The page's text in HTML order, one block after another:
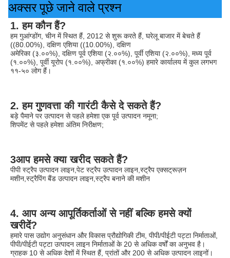
अक्सर पूछे जाने वाले प्रश्न
1. हम कौन हैं?
हम गुआंग्डोंग, चीन में स्थित हैं, 2012 से शुरू करते हैं, घरेलू बाजार में बेचते हैं
((80.00%), दक्षिण एशिया ((10.00%), दक्षिण
अमेरिका (३.००%), दक्षिण पूर्व एशिया (२.००%), पूर्वी एशिया (२.००%), मध्य पूर्व
(१.००%), पूर्वी यूरोप (१.००%), अफ्रीका (१.००%) हमारे कार्यालय में कुल लगभग
११-५० लोग हैं।
2. हम गुणवत्ता की गारंटी कैसे दे सकते हैं?
बड़े पैमाने पर उत्पादन से पहले हमेशा एक पूर्व उत्पादन नमूना;
शिपमेंट से पहले हमेशा अंतिम निरीक्षण;
3आप हमसे क्या खरीद सकते हैं?
पीपी स्ट्रैप उत्पादन लाइन,पेट स्ट्रैप उत्पादन लाइन,स्ट्रैप एक्सट्रूज़न
मशीन,स्ट्रैपिंग बैंड उत्पादन लाइन,स्ट्रैप बनाने की मशीन
4. आप अन्य आपूर्तिकर्ताओं से नहीं बल्कि हमसे क्यों
खरीदें?
हमारे पास उद्योग अनुसंधान और विकास प्रौद्योगिकी टीम, पीपी/पीईटी पट्टा निर्माताओं,
पीपी/पीईटी पट्टा उत्पादन लाइन निर्माताओं के 20 से अधिक वर्षों का अनुभव है।
ग्राहक 10 से अधिक देशों में स्थित हैं, प्रांतों और 200 से अधिक उत्पादन लाइनों।